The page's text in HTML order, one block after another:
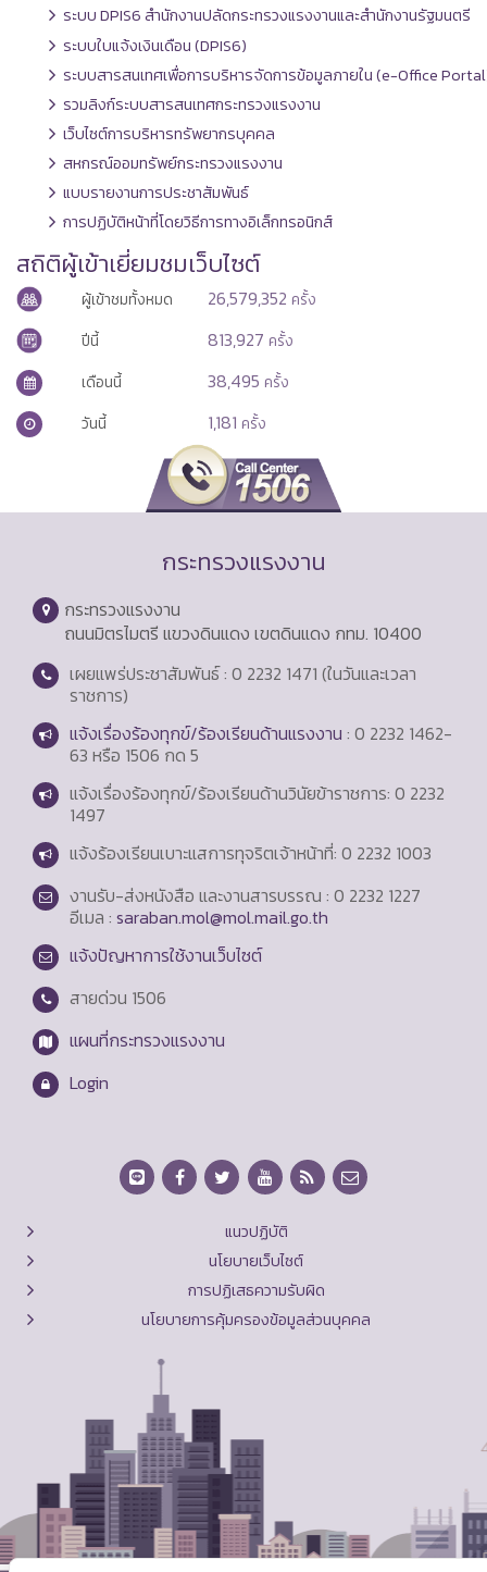
ระบบ DPIS6 สำนักงานปลัดกระทรวงแรงงานและสำนักงานรัฐมนตรี
ระบบใบแจ้งเงินเดือน (DPIS6)
ระบบสารสนเทศเพื่อการบริหารจัดการข้อมูลภายใน (e-Office
รวมลิงก์ระบบสารสนเทศกระทรวงแรงงาน
เว็บไซต์การบริหารทรัพยากรบุคคล
สหกรณ์ออมทรัพย์กระทรวงแรงงาน
แบบรายงานการประชาสัมพันธ์
การปฏิบัติหน้าที่โดยวิธีการทางอิเล็กทรอนิกส์
สถิติผู้เข้าเยี่ยมชมเว็บไซต์
ผู้เข้าชมทั้งหมด 26,579,352 ครั้ง
ปีนี้
813,927 ครั้ง
เดือนนี้
38,495 ครั้ง
วันนี้
1,181 ครั้ง
กระทรวงแรงงาน
กระทรวงแรงงาน
ถนนมิตรไมตรี แขวงดินแดง เขตดินแดง กทม. 10400
เผยแพร่ประชาสัมพันธ์ : 0 2232 1471 (ในวันและเวลา
ราชการ)
แจ้งเรื่องร้องทุกข์/ร้องเรียนด้านแรงงาน : 0 2232 1462-
63 หรือ 1506 กด 5
แจ้งเรื่องร้องทุกข์/ร้องเรียนด้านวินัยข้าราชการ: 0 2232
1497
แจ้งร้องเรียนเบาะแสการทุจริตเจ้าหน้าที่: 0 2232 1003
งานรับ-ส่งหนังสือ และงานสารบรรณ : 0 2232 1227
อีเมล : saraban.mol@mol.mail.go.th
แจ้งปัญหาการใช้งานเว็บไซต์
สายด่วน 1506
แผนที่กระทรวงแรงงาน
Login
แนวปฏิบัติ
นโยบายเว็บไซต์
การปฏิเสธความรับผิด
นโยบายการคุ้มครองข้อมูลส่วนบุคคล